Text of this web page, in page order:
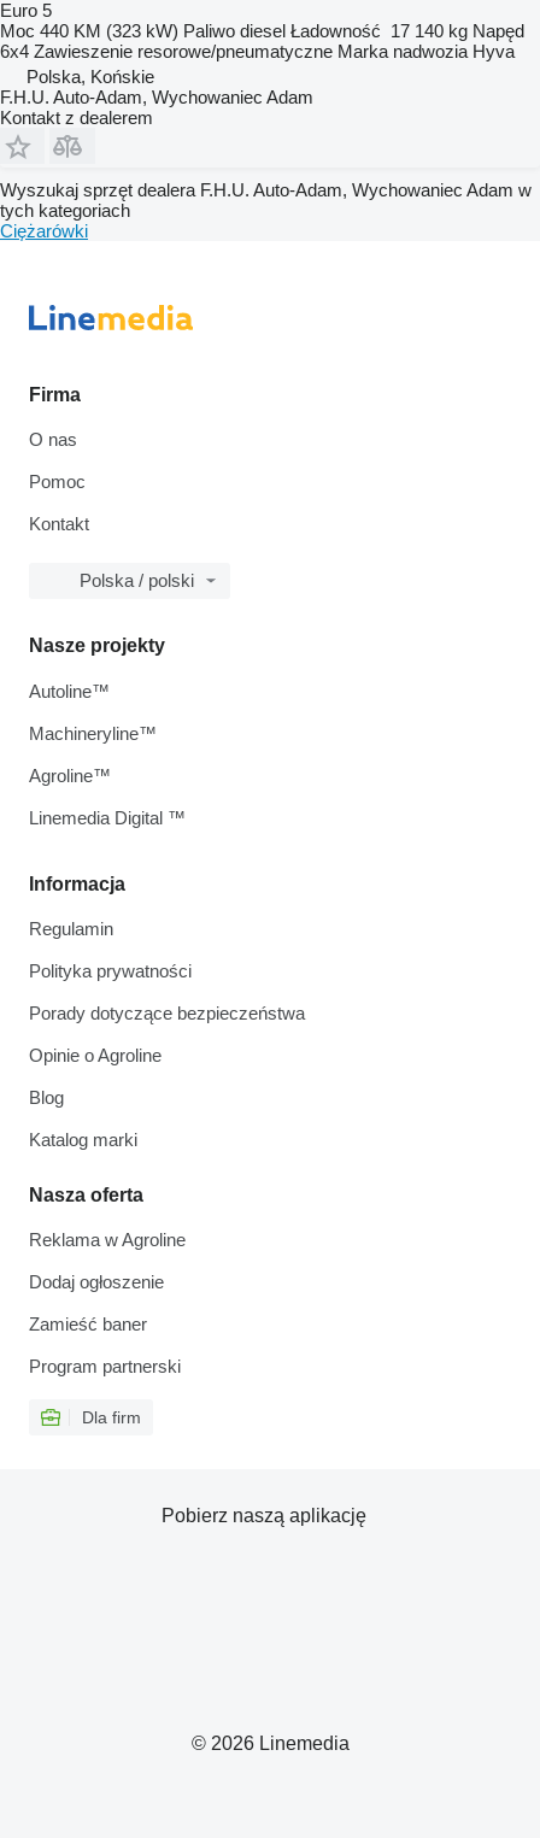
Euro 5
Moc 440 KM (323 kW) Paliwo diesel Ładowność 17 140 kg Napęd
6x4 Zawieszenie resorowe/pneumatyczne Marka nadwozia Hyva
Polska, Końskie
F.H.U. Auto-Adam, Wychowaniec Adam
Kontakt z dealerem
Wyszukaj sprzęt dealera F.H.U. Auto-Adam, Wychowaniec Adam w
tych kategoriach
Ciężarówki
Firma
O nas
Pomoc
Kontakt
Polska / polski
Informacja
Regulamin
Polityka prywatności
Porady dotyczące bezpieczeństwa
Opinie o Agroline
Blog
Katalog marki
Nasza oferta
Reklama w Agroline
Dodaj ogłoszenie
Zamieść baner
Program partnerski
Dla firm
Nasze projekty
Autoline™
Machineryline™
Agroline™
Linemedia Digital ™
© 2026 Linemedia
Pobierz naszą aplikację